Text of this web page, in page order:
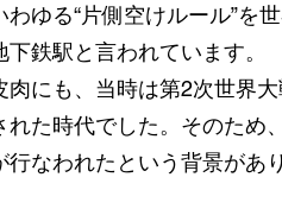
わゆる“片側空けルール”を
下鉄駅と言われています。
肉にも、当時は第2次世界
れた時代でした。そのため
行なわれたという背景があ